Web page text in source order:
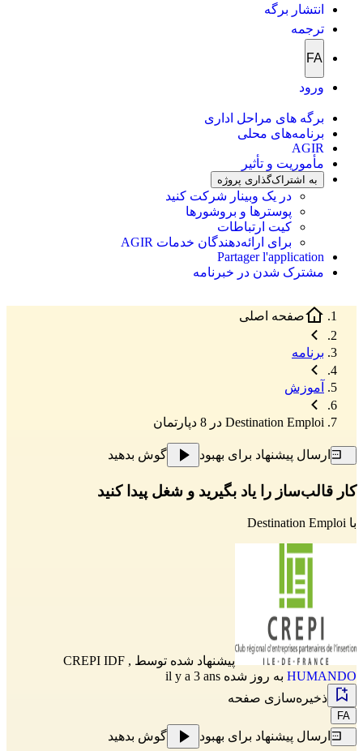
انتشار برگه
ترجمه
FA
ورود
برگه های مراحل اداری
برنامه‌های محلی
AGIR
مأموریت و تأثیر
به اشتراک‌گذاری پروژه
در یک وبینار شرکت کنید
پوسترها و بروشورها
کیت ارتباطات
برای ارائه‌دهندگان خدمات AGIR
Partager l'application
مشترک شدن در خبرنامه
صفحه اصلی
برنامه
آموزش
Destination Emploi در 8 دپارتمان
ارسال پیشنهاد برای بهبود گوش بدهید
کار قالب‌ساز را یاد بگیرید و شغل پیدا کنید
با Destination Emploi
پیشنهاد شده توسط CREPI IDF ,
HUMANDO به روز شده il y a 3 ans
ذخیره‌سازی صفحه
FA
ارسال پیشنهاد برای بهبود گوش بدهید